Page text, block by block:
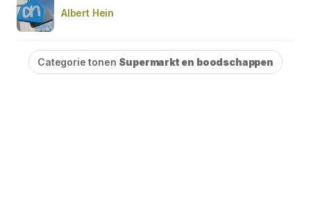
Albert Hein
Categorie tonen Supermarkt en boodschappen